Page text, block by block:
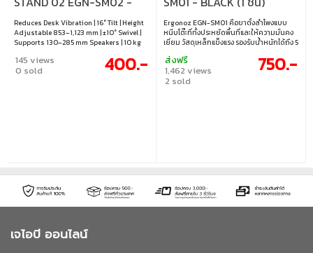
BLACK
Reduces Desk Vibration | 16° Tilt | Height
Adjustable 853–1,123 mm | ±10° Swivel |
Supports 130–285 mm Speakers | 10 kg
145 views
0 sold 400.-
Ergonoz EGN-SM01 คือขาตั้งลำโพงแบบ
หนีบโต๊ะที่ทั้งประหยัดพื้นที่และให้ความมั่นคง
เยี่ยม วัสดุเหล็กแข็งแรง รองรับน้ำหนักได้ถึง 5
พร้อมแผ่นซิลิโคนกันลื่น ช่วยจัดมุมเสียงให้
ลงตัว เหมาะทั้งลำโพงและโปรเจคเตอร์ • ดีไซน์
หนีบโต๊ะ ประหยัดพื้นที่และจัดระเบียบโต๊ะ
ส่งฟรี
1,462 views
2 sold
750.-
เจไอบี ออนไลน์